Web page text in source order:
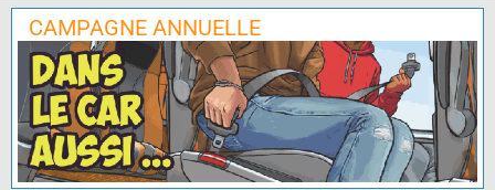
CAMPAGNE ANNUELLE